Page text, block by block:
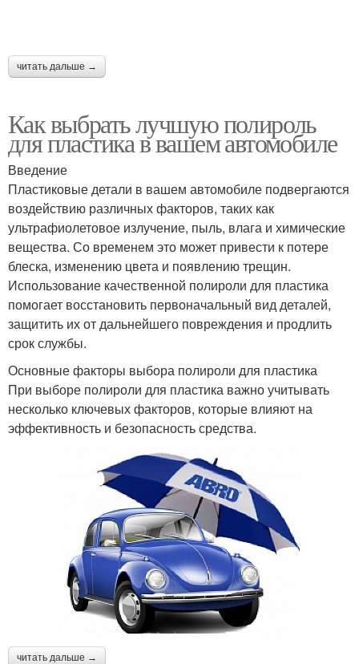
читать дальше →
Как выбрать лучшую полироль
для пластика в вашем автомобиле
Введение
Пластиковые детали в вашем автомобиле подвергаются
воздействию различных факторов, таких как
ультрафиолетовое излучение, пыль, влага и химические
вещества. Со временем это может привести к потере
блеска, изменению цвета и появлению трещин.
Использование качественной полироли для пластика
помогает восстановить первоначальный вид деталей,
защитить их от дальнейшего повреждения и продлить
срок службы.
Основные факторы выбора полироли для пластика
При выборе полироли для пластика важно учитывать
несколько ключевых факторов, которые влияют на
эффективность и безопасность средства.
читать дальше →